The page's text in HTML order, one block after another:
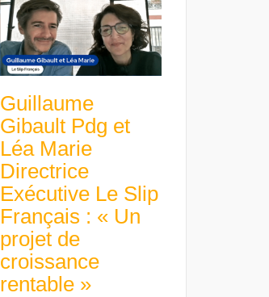
Guillaume
Gibault Pdg et
Léa Marie
Directrice
Exécutive Le Slip
Français : « Un
projet de
croissance
rentable »